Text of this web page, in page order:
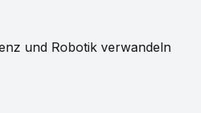
und Robotik verwandeln